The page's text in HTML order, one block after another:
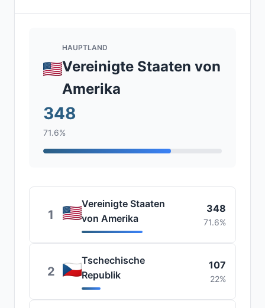
HAUPTLAND
Vereinigte Staaten von
Amerika
348
71.6%
1
Vereinigte Staaten
von Amerika
348
71.6%
2
Tschechische
Republik
107
22%